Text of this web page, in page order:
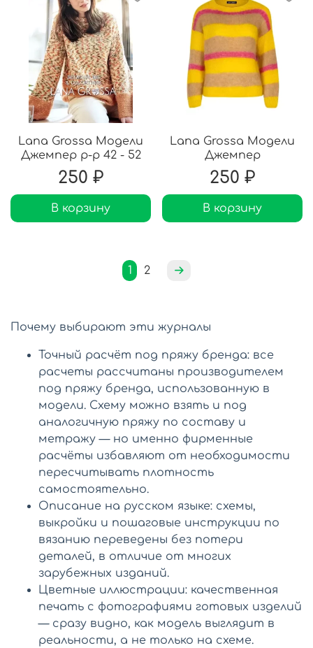
Lana Grossa Модели
Джемпер р-р 42 - 52
250 ₽
В корзину
Lana Grossa Модели
Джемпер
250 ₽
В корзину
1 2
Почему выбирают эти журналы
Точный расчёт под пряжу бренда: все
расчеты рассчитаны производителем
под пряжу бренда, использованную в
модели. Схему можно взять и под
аналогичную пряжу по составу и
метражу — но именно фирменные
расчёты избавляют от необходимости
пересчитывать плотность
самостоятельно.
Описание на русском языке: схемы,
выкройки и пошаговые инструкции по
вязанию переведены без потери
деталей, в отличие от многих
зарубежных изданий.
Цветные иллюстрации: качественная
печать с фотографиями готовых изделий
— сразу видно, как модель выглядит в
реальности, а не только на схеме.